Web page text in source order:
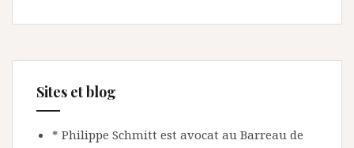
Sites et blog
* Philippe Schmitt est avocat au Barreau de